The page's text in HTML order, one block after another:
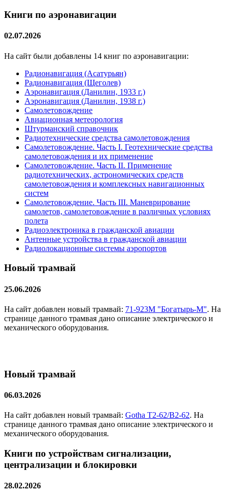
Книги по аэронавигации
02.07.2026
На сайт были добавлены 14 книг по аэронавигации:
Радионавигация (Асатурьян)
Радионавигация (Щеголев)
Аэронавигация (Данилин, 1933 г.)
Аэронавигация (Данилин, 1938 г.)
Самолетовождение
Авиационная метеорология
Штурманский справочник
Радиотехнические средства самолетовождения
Самолетовождение. Часть I. Геотехнические средства
самолетовождения и их применение
Самолетовождение. Часть II. Применение
радиотехнических, астрономических средств
самолетовождения и комплексных навигационных
систем
Самолетовождение. Часть III. Маневрирование
самолетов, самолетовождение в различных условиях
полета
Радиоэлектроника в гражданской авиации
Антенные устройства в гражданской авиации
Радиолокационные системы аэропортов
Новый трамвай
25.06.2026
На сайт добавлен новый трамвай: 71-923М "Богатырь-М". На
странице данного трамвая дано описание электрического и
механического оборудования.
Новый трамвай
06.03.2026
На сайт добавлен новый трамвай: Gotha T2-62/B2-62. На
странице данного трамвая дано описание электрического и
механического оборудования.
Книги по устройствам сигнализации,
централизации и блокировки
28.02.2026